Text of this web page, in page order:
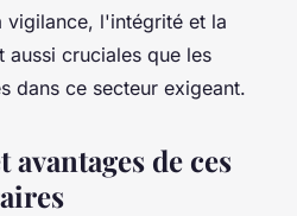
vigilance, l'intégrité et la
cruciales que les
dans ce secteur exigeant.
de ces